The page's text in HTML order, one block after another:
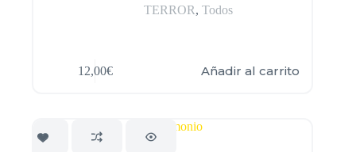
TERROR,Todos
12,00€ Añadir al carrito